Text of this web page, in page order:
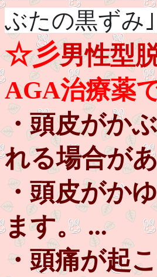
ぶたの黒ずみ
☆彡男性型
AGA治療薬
・頭皮がか
れる場合が
・頭皮がか
ます。 ...
・頭痛が起